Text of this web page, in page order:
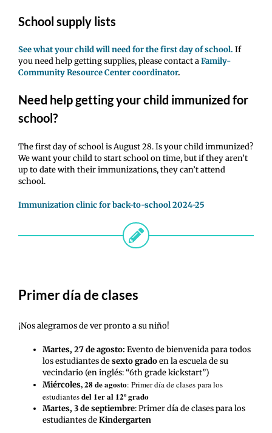
School supply lists
See what your child will need for the first day of school. If
you need help getting supplies, please contact aFamily-
Community Resource Center coordinator.
Need help getting your child immunized for
school?
The first day of school is August 28. Is your child immunized?
We want your child to start school on time, but if they aren’t
up to date with their immunizations, they can’t attend
school.
Immunization clinic for back-to-school 2024-25
Primer día de clases
¡Nos alegramos de ver pronto a su niño!
Martes, 27 de agosto: Evento de bienvenida para todos
los estudiantes desexto gradoen la escuela de su
vecindario (en inglés: “6th grade kickstart”)
Miércoles, 28 de agosto: Primer día de clases para los
estudiantesdel 1er al 12º grado
Martes, 3 de septiembre: Primer día de clases para los
estudiantes deKindergarten